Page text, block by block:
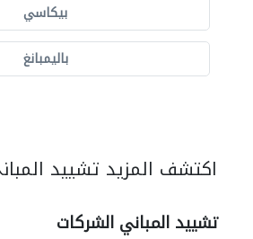
بيكاسي
باليمبانغ
اكتشف المزيد تشييد
تشييد المباني الشركات